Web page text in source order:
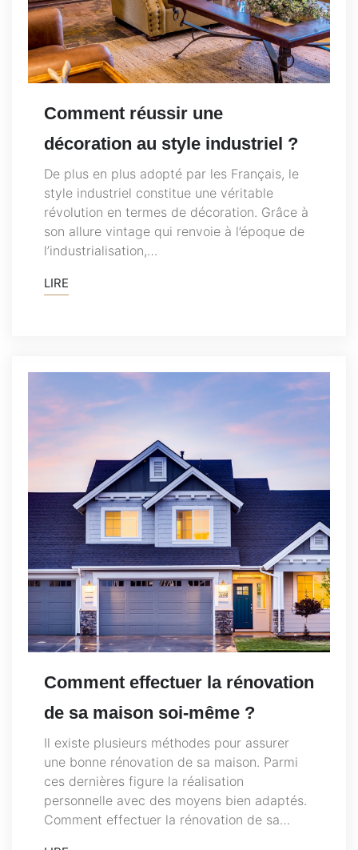
Comment réussir une
décoration au style industriel ?
De plus en plus adopté par les Français, le
style industriel constitue une véritable
révolution en termes de décoration. Grâce à
son allure vintage qui renvoie à l’époque de
l’industrialisation,…
LIRE
Comment effectuer la rénovation
de sa maison soi-même ?
Il existe plusieurs méthodes pour assurer
une bonne rénovation de sa maison. Parmi
ces dernières figure la réalisation
personnelle avec des moyens bien adaptés.
Comment effectuer la rénovation de sa…